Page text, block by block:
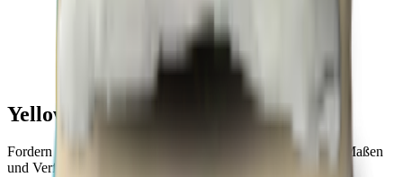
Yellow für Ihr Projekt?
Fordern Sie ein Muster an oder lassen Sie sich zu Material, Maßen
und Verfügbarkeit beraten.